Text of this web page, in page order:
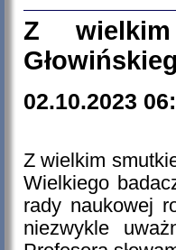
Z
02.10.2023
Z wielkim
Wielkiego
rady naukowej
niezwykle